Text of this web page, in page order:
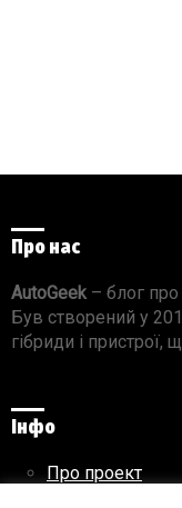
Про нас
AutoGeek– блог про
Був створений у
гібриди і пристрої,
Інфо
Про проект